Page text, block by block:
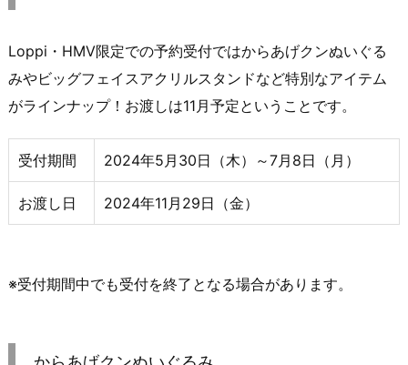
Loppi・HMV限定での予約受付ではからあげクンぬいぐる
みやビッグフェイスアクリルスタンドなど特別なアイテム
がラインナップ！お渡しは11月予定ということです。
受付期間 2024年5月30日（木）～7月8日（月）
お渡し日 2024年11月29日（金）
※受付期間中でも受付を終了となる場合があります。